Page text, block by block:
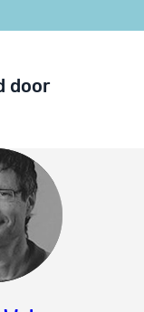
door